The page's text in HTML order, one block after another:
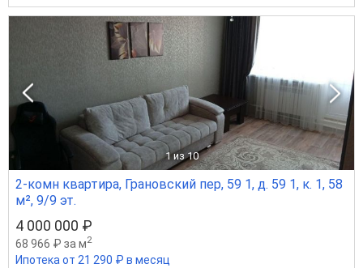
1 из 10
2-комн квартира, Грановский пер, 59 1, д. 59 1, к. 1, 58
м², 9/9 эт.
4 000 000 ₽
68 966 ₽ за м2
Ипотека от 21 290 ₽ в месяц